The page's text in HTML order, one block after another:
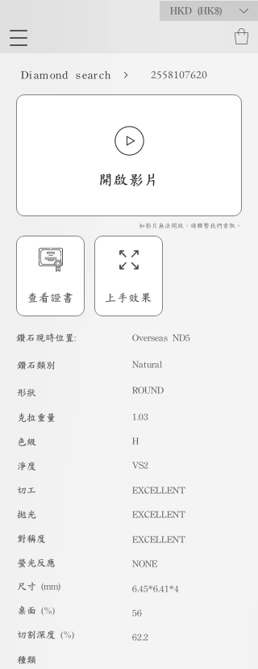
HKD (HK$)
Diamond search 2558107620
開啟影片
如影片無法開啟，請聯繫我們索取。
查看證書 上手效果
​鑽石現時位置: Overseas ND5
​鑽石類別
形狀
克拉重量
色級
淨度
切工
拋光
對稱度
螢光反應
尺寸 (mm)
桌面 (%)
切割深度 (%)
種類
Natural
ROUND
1.03
H
VS2
EXCELLENT
EXCELLENT
EXCELLENT
NONE
6.45*6.41*4
56
62.2